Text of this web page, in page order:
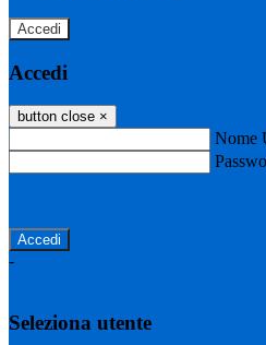
Accedi
Accedi
button close ×
Nome
-
Seleziona utente